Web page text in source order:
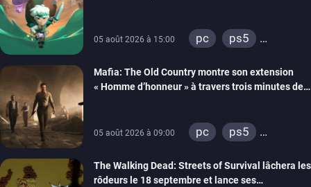
05 août 2026 à 15:00 pc
ps5
Mafia: The Old Country montre son extension
« Homme d’honneur » à travers trois minutes de
05 août 2026 à 09:00 pc
ps5
The Walking Dead: Streets of Survival lâchera les
rôdeurs le 18 septembre et lance ses